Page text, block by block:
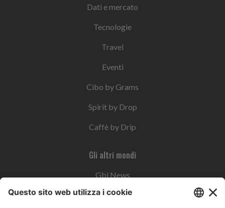
Dati e mercato
Tecnologie
Travel
Eventi
Cibo by Grams
Spirit by Drop
Caffè by Drip
Gli altri mondi
Gbi News
Instoremag